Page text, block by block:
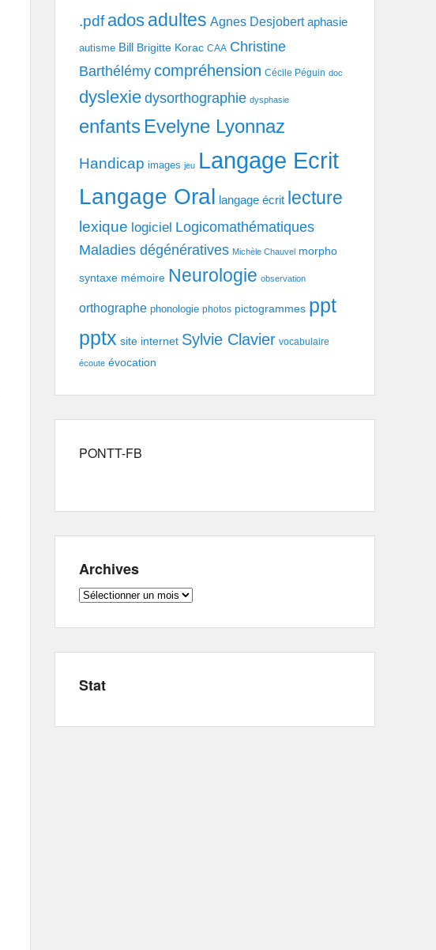
.pdf ados adultes Agnes Desjobert aphasie
autisme Bill Brigitte Korac CAA Christine
Barthélémycompréhension Cécile Péguin doc
dyslexie dysorthographie dysphasie
enfants Evelyne Lyonnaz
Handicap images jeu Langage Ecrit
Langage Oral langage écrit lecture
lexique logiciel Logicomathématiques
Maladies dégénératives Michèle Chauvel morpho
syntaxe mémoire Neurologie observation
orthographe phonologie photos pictogrammes ppt
pptx site internet Sylvie Clavier vocabulaire
écoute évocation
PONTT-FB
Archives
Archives
Stat